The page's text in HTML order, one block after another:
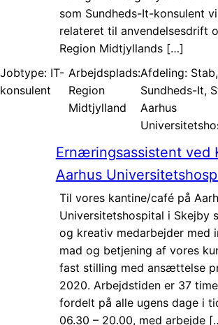
som Sundheds-It-konsulent
relateret til anvendelsesdrift
Region Midtjyllands […]
Jobtype: IT-
konsulent
Arbejdsplads:
Region
Midtjylland
Afdeling: Stab,
Sundheds-It,
Aarhus
Ernæringsassistent ved
Aarhus
Til vores kantine/café på
Universitetshospital i Skejby
og kreativ medarbejder med
mad og betjening af vores
fast stilling med ansættelse
2020. Arbejdstiden er 37
fordelt på alle ugens dage i
06.30 – 20.00, med arbejde